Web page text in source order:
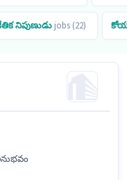
నిపుణుడు jobs (22)